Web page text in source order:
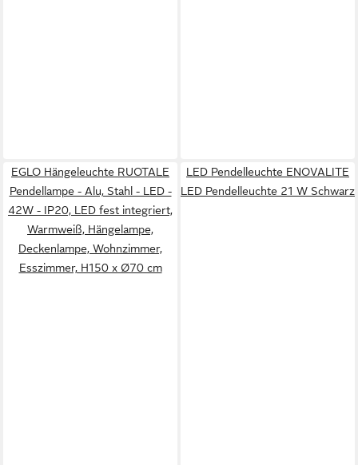
EGLO Hängeleuchte RUOTALE
Pendellampe - Alu, Stahl - LED -
42W - IP20, LED fest integriert,
Warmweiß, Hängelampe,
Deckenlampe, Wohnzimmer,
Esszimmer, H150 x Ø70 cm
LED Pendelleuchte ENOVALITE
LED Pendelleuchte 21 W Schwarz